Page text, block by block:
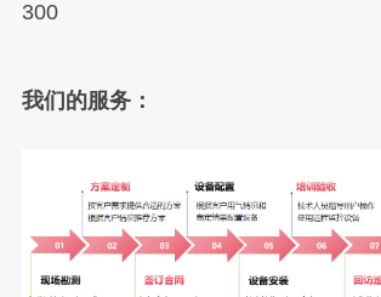
300
我们的服务：